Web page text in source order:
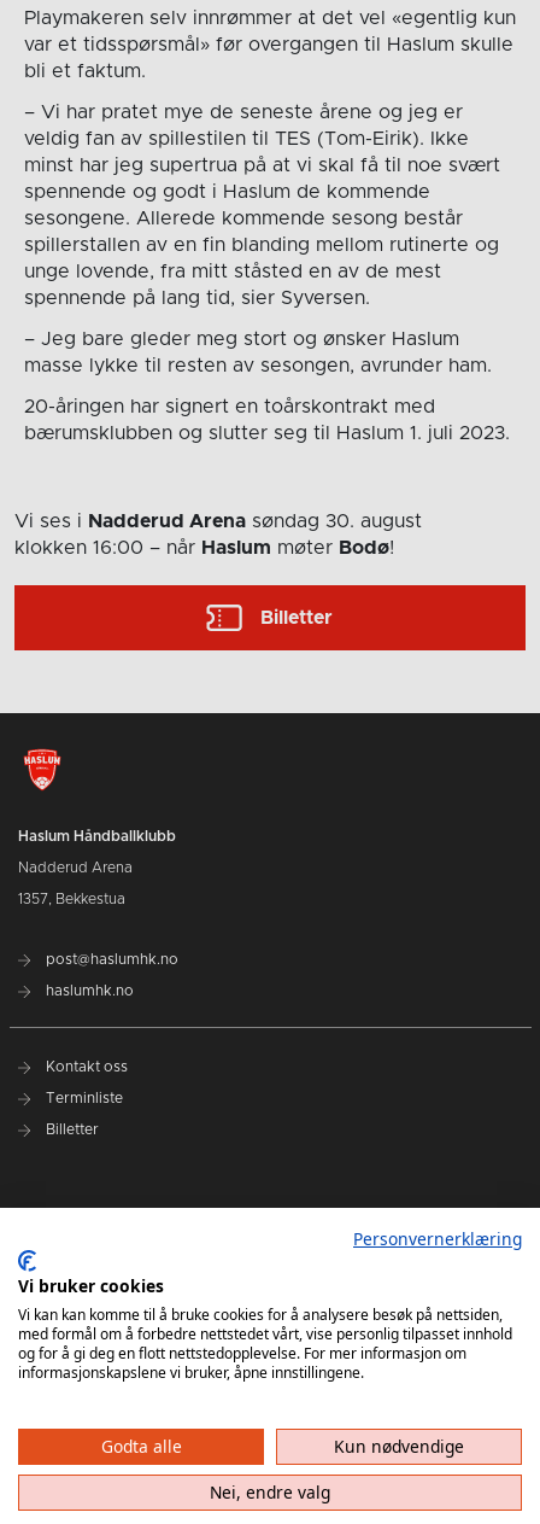
Playmakeren selv innrømmer at det vel «egentlig kun
var et tidsspørsmål» før overgangen til Haslum skulle
bli et faktum.
– Vi har pratet mye de seneste årene og jeg er
veldig fan av spillestilen til TES (Tom-Eirik). Ikke
minst har jeg supertrua på at vi skal få til noe svært
spennende og godt i Haslum de kommende
sesongene. Allerede kommende sesong består
spillerstallen av en fin blanding mellom rutinerte og
unge lovende, fra mitt ståsted en av de mest
spennende på lang tid, sier Syversen.
– Jeg bare gleder meg stort og ønsker Haslum
masse lykke til resten av sesongen, avrunder ham.
20-åringen har signert en toårskontrakt med
bærumsklubben og slutter seg til Haslum 1. juli 2023.
Vi ses i Nadderud Arena søndag 30. august
klokken 16:00 – når Haslum møter Bodø!
Billetter
Haslum Håndballklubb
Nadderud Arena
1357, Bekkestua
post@haslumhk.no
haslumhk.no
Kontakt oss
Terminliste
Billetter
Ansvarlig redaktør: Tore Solberg
Haslum HK har ikke ansvar for innhold på eksterne nettsider som det lenkes til. Kopiering
av materiale fra Haslum HK for bruk annet sted er ikke tillatt uten avtale.
Personvernerklæring
Vi bruker cookies
Vi kan kan komme til å bruke cookies for å analysere besøk på nettsiden,
med formål om å forbedre nettstedet vårt, vise personlig tilpasset innhold
og for å gi deg en flott nettstedopplevelse. For mer informasjon om
informasjonskapslene vi bruker, åpne innstillingene.
Godta alle
Kun nødvendige
Nei, endre valg